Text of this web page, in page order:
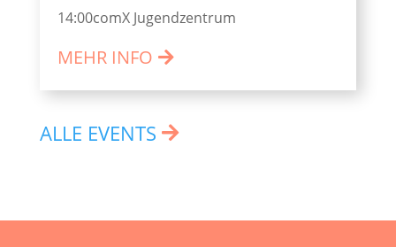
14:00comX Jugendzentrum
MEHR INFO
ALLE EVENTS